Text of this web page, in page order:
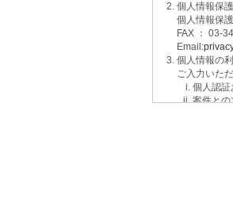
個人情報保
個人情報保
FAX ： 03-
Email:
個人情報の
ご入力いた
個人認証
案件との
当社運
取得した個